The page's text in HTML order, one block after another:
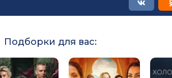
Подборки для вас: